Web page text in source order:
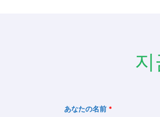
あなたの名前 *